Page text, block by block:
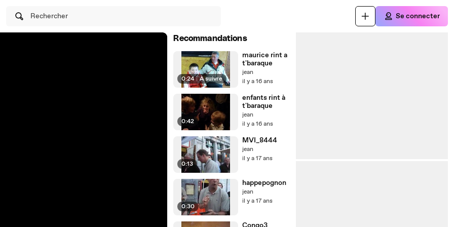
Rechercher Se connecter
Recommandations
0:24 | À suivre
maurice rint a
t'baraque
jean
il y a 16 ans
0:42
enfants rint à
t'baraque
jean
il y a 16 ans
0:13
MVI_8444
jean
il y a 17 ans
0:30
happepognon
jean
il y a 17 ans